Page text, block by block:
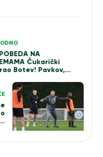
NA
Čukarički
Botev! Pavkov,